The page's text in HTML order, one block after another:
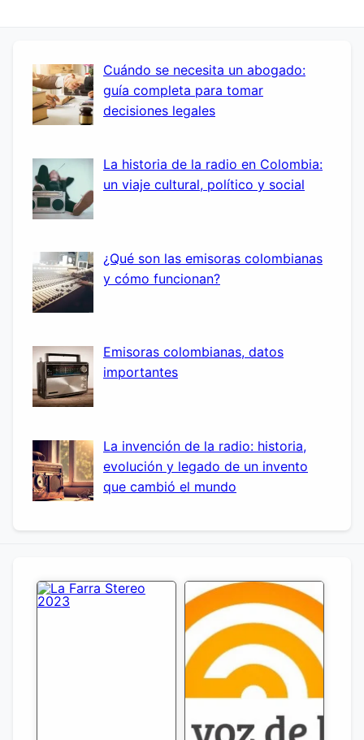
Cuándo se necesita un abogado:
guía completa para tomar
decisiones legales
La historia de la radio en Colombia:
un viaje cultural, político y social
¿Qué son las emisoras colombianas
y cómo funcionan?
Emisoras colombianas, datos
importantes
La invención de la radio: historia,
evolución y legado de un invento
que cambió el mundo